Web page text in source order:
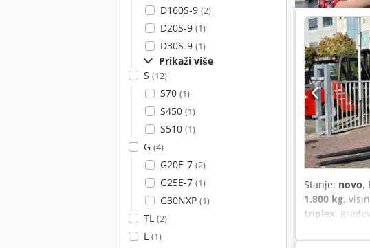
D160S-9 (2)
D20S-9 (1)
D30S-9 (1)
Prikaži više
S (12)
S70 (1)
S450 (1)
S510 (1)
G (4)
G20E-7 (2)
G25E-7 (1)
G30NXP (1)
TL (2)
L (1)
Stanje: novo,
1.800 kg,
triplex,
konstrukcije: